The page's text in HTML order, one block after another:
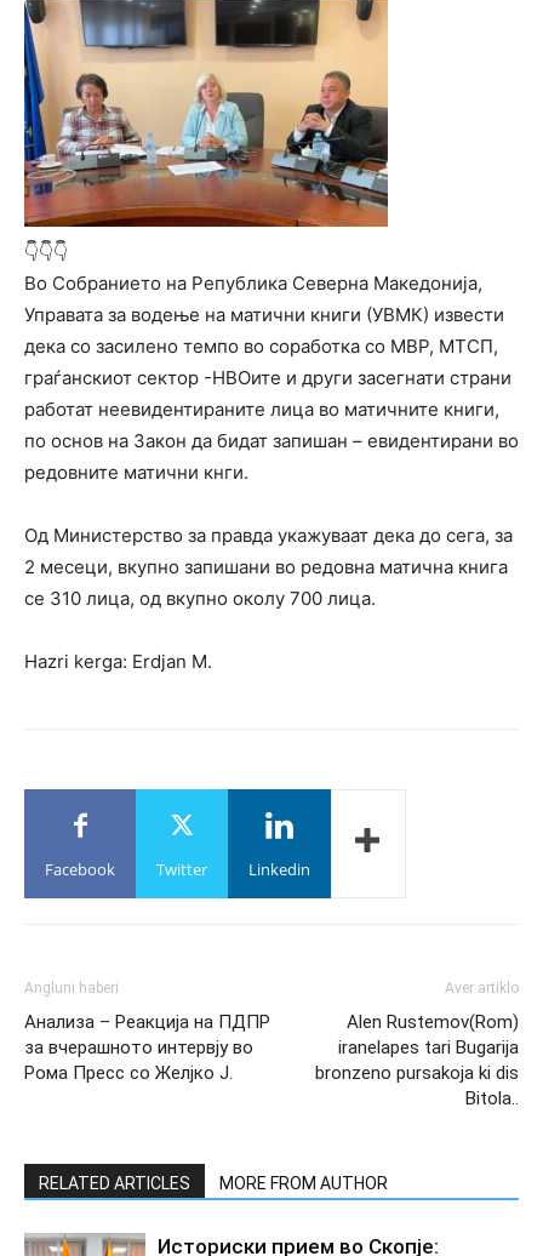
👇👇👇
Во Собранието на Република Северна Македонија,
Управата за водење на матични книги (УВМК) извести
дека со засилено темпо во соработка со МВР, МТСП,
граѓанскиот сектор -НВОите и други засегнати страни
работат неевидентираните лица во матичните книги,
по основ на Закон да бидат запишан – евидентирани во
редовните матични кнги.
Од Министерство за правда укажуваат дека до сега, за
2 месеци, вкупно запишани во редовна матична книга
се 310 лица, од вкупно околу 700 лица.
Hazri kerga: Erdjan M.
Facebook Twitter Linkedin
Angluni haberi
Анализа – Реакција на ПДПР
за вчерашното интервју во
Рома Пресс со Желјко Ј.
Aver artiklo
Alen Rustemov(Rom)
iranelapes tari Bugarija
bronzeno pursakoja ki dis
Bitola..
RELATED ARTICLES MORE FROM AUTHOR
Историски прием во Скопје: